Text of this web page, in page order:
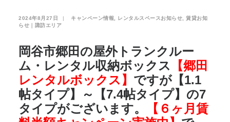
2024年8月27日 | キャンペーン情報 レンタルスペースお知らせ
賃貸お知
らせ｜諏訪エリア
岡谷市郷田の屋外トランクルー
ム・レンタル収納ボックス
【郷田
レンタルボックス】 ですが【1.1
帖タイプ】～【7.4帖タイプ】の7
タイプがございます。
【６ヶ月賃